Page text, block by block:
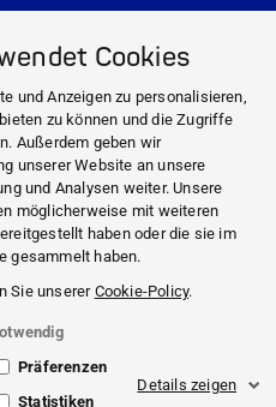
Cookies
und Anzeigen zu personalisieren,
zu können und die Zugriffe
Außerdem geben wir
unserer Website an unsere
und Analysen weiter. Unsere
möglicherweise mit weiteren
haben oder die sie im
gesammelt haben.
Sie unserer Cookie-Policy.
Präferenzen
Statistiken
Details zeigen
Hinweise